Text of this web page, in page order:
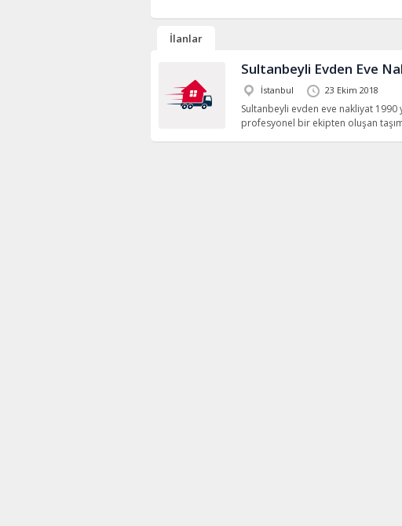
İlanlar
Sultanbeyli Evden Eve
İstanbul 23 Ekim 2018
Sultanbeyli evden eve nakliyat 1990
profesyonel bir ekipten oluşan